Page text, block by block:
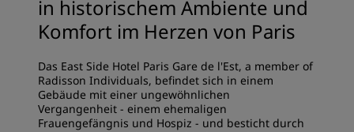
in historischem Ambiente und
Komfort im Herzen von Paris
Das East Side Hotel Paris Gare de l'Est, a member of
Radisson Individuals, befindet sich in einem
Gebäude mit einer ungewöhnlichen
Vergangenheit - einem ehemaligen
Frauengefängnis und Hospiz - und besticht durch